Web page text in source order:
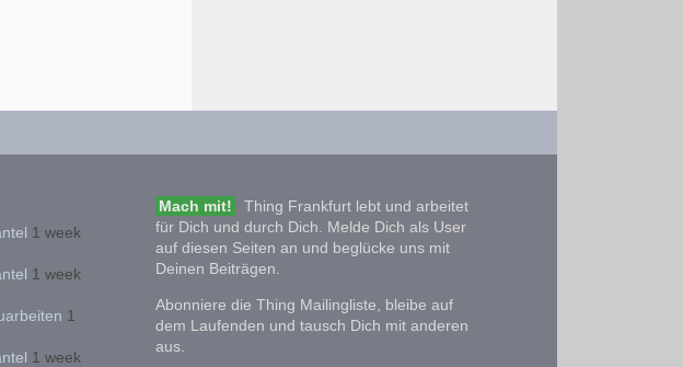
1 week
1 week
1
1 week
Mach mit!
Thing Frankfurt lebt und arbeitet
für Dich und durch Dich. Melde Dich als User
auf diesen Seiten an und beglücke uns mit
Deinen Beiträgen.
Abonniere die Thing Mailingliste, bleibe auf
dem Laufenden und tausch Dich mit anderen
aus.